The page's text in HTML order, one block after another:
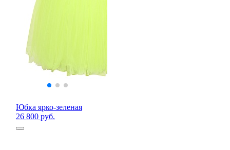
Юбка ярко-зеленая
26 800 руб.